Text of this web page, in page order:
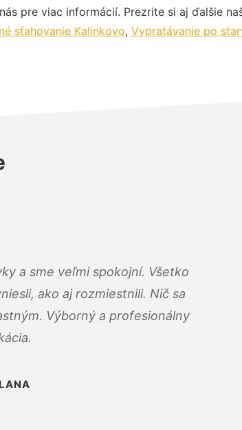
pre viac informácií. Prezrite si aj ďalšie
sťahovanie Kalinkovo, Vypratávanie po
a sme veľmi spokojní. Všetko
ako aj rozmiestnili. Nič sa
Výborný a profesionálny